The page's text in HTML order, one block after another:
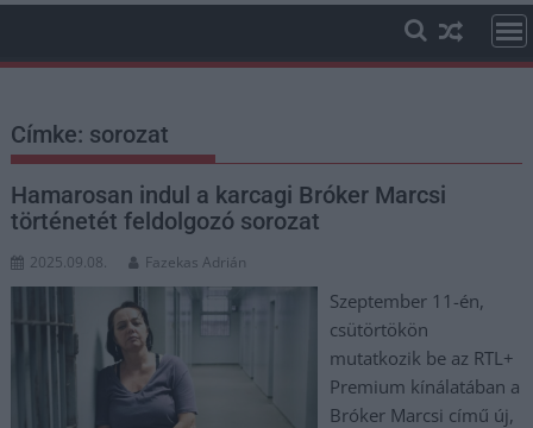
Címke: sorozat
Hamarosan indul a karcagi Bróker Marcsi
történetét feldolgozó sorozat
2025.09.08. Fazekas Adrián
Szeptember 11-én,
csütörtökön
mutatkozik be az RTL+
Premium kínálatában a
Bróker Marcsi című új,